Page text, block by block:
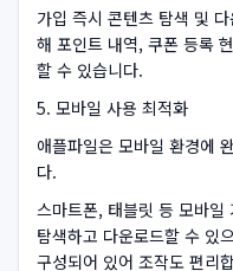
가입 즉시 콘텐츠 탐색 및
해 포인트 내역, 쿠폰 등록
할 수 있습니다.
5. 모바일 사용 최적화
애플파일은 모바일 환경에
다.
스마트폰, 태블릿 등 모바일
탐색하고 다운로드할 수 있
구성되어 있어 조작도 편리